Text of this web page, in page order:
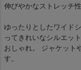
伸びやかなストレッチ
ゆったりとしたワイド
ってきれいなシルエッ
おしゃれ。 ジャケット
す。